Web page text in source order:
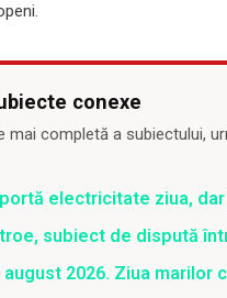
conexe
mai completă a subiectului,
electricitate ziua,
subiect de dispută
2026. Ziua marilor